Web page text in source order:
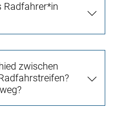
Radfahrer*in
zwischen